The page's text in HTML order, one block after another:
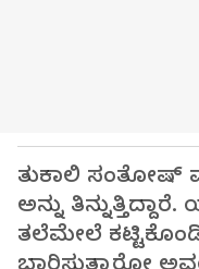
ತುಕಾಲಿ ಸಂತೋಷ್
ಅನ್ನು
ತಲೆಮೇಲೆ
ಬಾರಿಸುತ್ತಾರೋ